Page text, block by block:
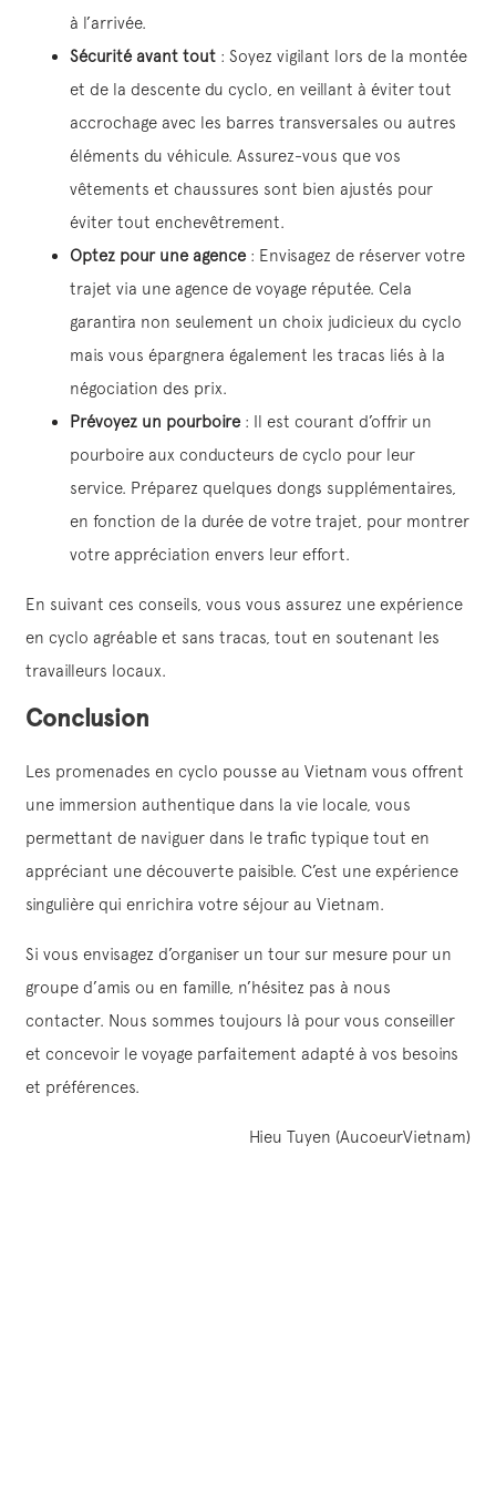
à l’arrivée.
Sécurité avant tout : Soyez vigilant lors de la montée
et de la descente du cyclo, en veillant à éviter tout
accrochage avec les barres transversales ou autres
éléments du véhicule. Assurez-vous que vos
vêtements et chaussures sont bien ajustés pour
éviter tout enchevêtrement.
Optez pour une agence: Envisagez de réserver votre
trajet via une agence de voyage réputée. Cela
garantira non seulement un choix judicieux du cyclo
mais vous épargnera également les tracas liés à la
négociation des prix.
Prévoyez un pourboire: Il est courant d’offrir un
pourboire aux conducteurs de cyclo pour leur
service. Préparez quelques dongs supplémentaires,
en fonction de la durée de votre trajet, pour montrer
votre appréciation envers leur effort.
En suivant ces conseils, vous vous assurez une expérience
en cyclo agréable et sans tracas, tout en soutenant les
travailleurs locaux.
Conclusion
Les promenades en cyclo pousse au Vietnam vous offrent
une immersion authentique dans la vie locale, vous
permettant de naviguer dans le trafic typique tout en
appréciant une découverte paisible. C’est une expérience
singulière qui enrichira votre séjour au Vietnam.
Si vous envisagez d’organiser un tour sur mesure pour un
groupe d’amis ou en famille, n’hésitez pas à nous
contacter. Nous sommes toujours là pour vous conseiller
et concevoir le voyage parfaitement adapté à vos besoins
et préférences.
Hieu Tuyen (AucoeurVietnam)